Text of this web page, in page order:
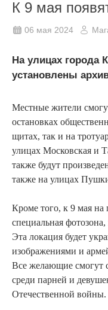
К 9 мая
06 мая 2024
На улицах города
установлены
Местные жители
остановках
щитах, так и на
улицах Московская и
также будут
также на улицах
Кроме того, к 9 мая на
специальная
Эта локация будет
изображениями и
Все желающие смогут
среди парней и
Отечественной войны.